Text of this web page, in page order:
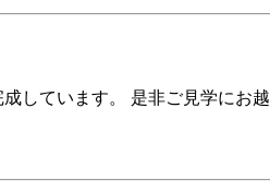
しています。 是非ご見学にお